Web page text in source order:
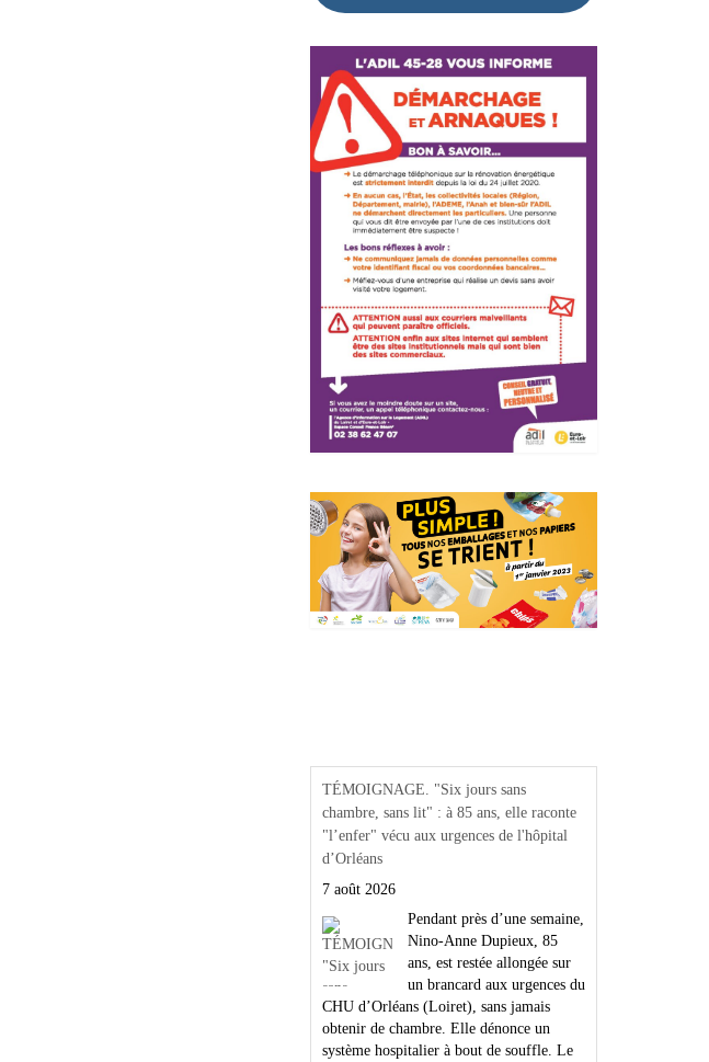
TÉMOIGNAGE. "Six jours sans
chambre, sans lit" : à 85 ans, elle raconte
"l’enfer" vécu aux urgences de l'hôpital
d’Orléans
7 août 2026
Pendant près d’une semaine,
Nino-Anne Dupieux, 85
ans, est restée allongée sur
un brancard aux urgences du
CHU d’Orléans (Loiret), sans jamais
obtenir de chambre. Elle dénonce un
système hospitalier à bout de souffle. Le